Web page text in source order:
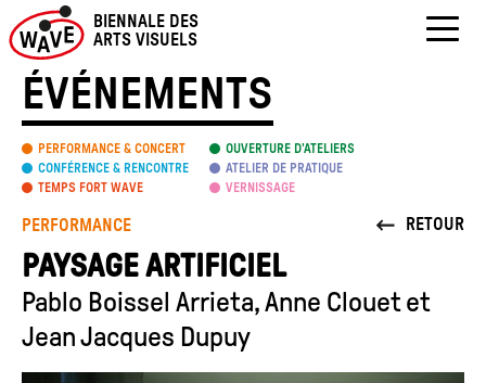
to
content
BIENNALE DES
ARTS VISUELS
ÉVÉNEMENTS
PERFORMANCE & CONCERT
OUVERTURE D’ATELIERS
CONFÉRENCE & RENCONTRE
ATELIER DE PRATIQUE
TEMPS FORT WAVE
VERNISSAGE
PERFORMANCE RETOUR
PAYSAGE ARTIFICIEL
Pablo Boissel Arrieta, Anne Clouet et
Jean Jacques Dupuy